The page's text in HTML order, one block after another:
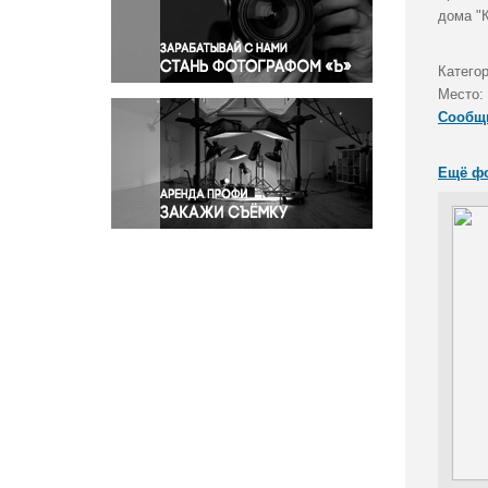
Правосудие
Происшествия и конфликты
Религия
Светская жизнь
Спорт
Экология
Экономика и бизнес
дома
Место:
Ещё